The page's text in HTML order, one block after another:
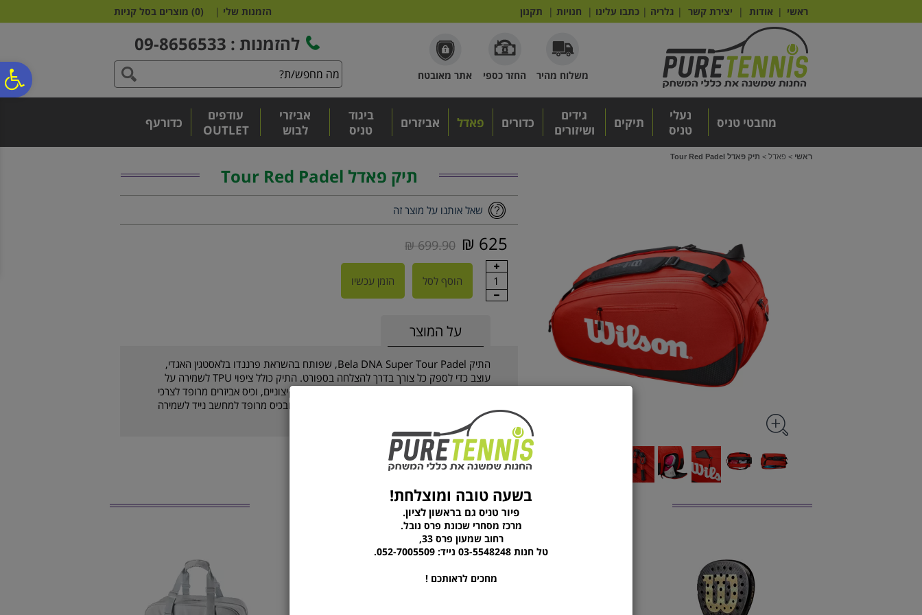
נגישות
אתר
המרכזי
ראשי | אודות | יצירת קשר | גלריה | כתבו עלינו | חנויות | תקנון הזמנות שלי |
(
0
) מוצרים בסל קניות
משלוח מהיר החזר כספי אתר מאובטח
להזמנות : 09-8656533
מחבטי טניס
נעלי
טניס
תיקים
גידים
ושיזורים
כדורים פאדל אביזרים
ביגוד
טניס
אביזרי
לבוש
עודפים
OUTLET
כדורעף
ראשי > פאדל > תיק פאדל Tour Red Padel
תיק פאדל Tour Red Padel
שאל אותנו על מוצר זה
625 ₪
699.90 ₪
1 הוסף לסל הזמן עכשיו
על המוצר
התיק Bela DNA Super Tour Padel, שפותח בהשראת פרננדו בלאסטגין האגדי,
עוצב כדי לספק כל צורך בדרך להצלחה בספורט. התיק כולל ציפוי TPU לשמירה על
מראה נקי, ריפוד תרמי להגנה על ציוד גם בתנאים קיצוניים, וכיס אביזרים מרופד לצרכי
מזל. בנוסף, התיק מצויד בכיסי אביזרים קטנים יותר ובכיס מרופד למחשב נייד לשמירה
על סדר וארגון.
מוצרים נוספים מהקטגוריה
בשעה טובה ומוצלחת!
פיור טניס גם בראשון לציון.
מרכז מסחרי שכונת פרס נובל.
רחוב שמעון פרס 33,
טל חנות 03-5548248 נייד: 052-7005509.
מחכים לראותכם !